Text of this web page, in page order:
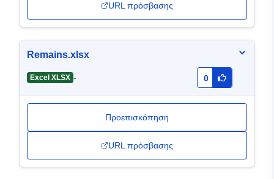
URL πρόσβασης
Remains.xlsx
Excel XLSX - 0
Προεπισκόπηση
URL πρόσβασης